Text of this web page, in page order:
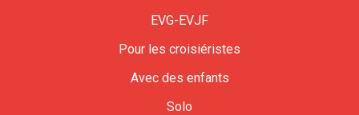
EVG-EVJF
Pour les croisiéristes
Avec des enfants
Solo